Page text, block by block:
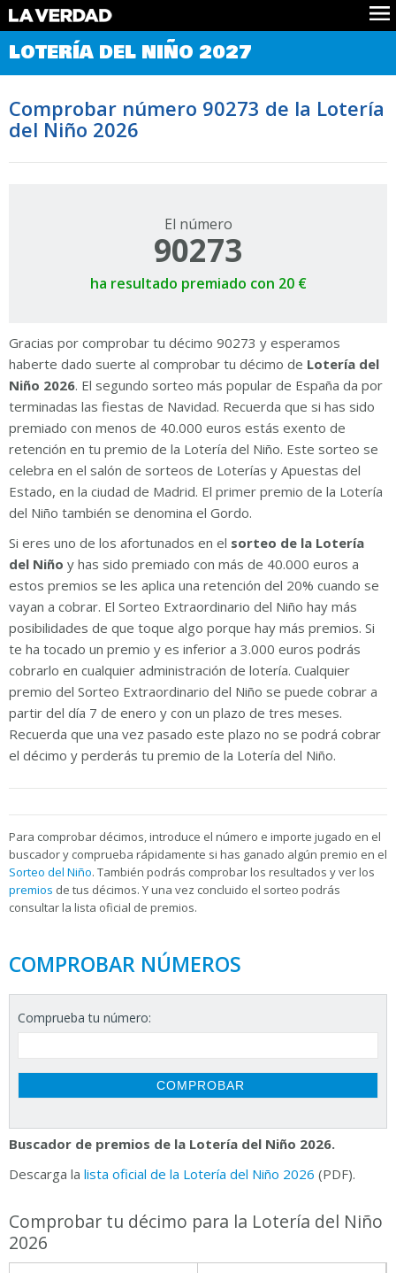
Comprobar Loteria del Niño
Premios
Noticias
Datos
Historia
LOTERÍA DEL NIÑO 2027
Comprobar número 90273 de la Lotería
del Niño 2026
El número
90273
ha resultado premiado con 20 €
Gracias por comprobar tu décimo 90273 y esperamos
haberte dado suerte al comprobar tu décimo de Lotería del
Niño 2026. El segundo sorteo más popular de España da por
terminadas las fiestas de Navidad. Recuerda que si has sido
premiado con menos de 40.000 euros estás exento de
retención en tu premio de la Lotería del Niño. Este sorteo se
celebra en el salón de sorteos de Loterías y Apuestas del
Estado, en la ciudad de Madrid. El primer premio de la Lotería
del Niño también se denomina el Gordo.
Si eres uno de los afortunados en el sorteo de la Lotería
del Niño y has sido premiado con más de 40.000 euros a
estos premios se les aplica una retención del 20% cuando se
vayan a cobrar. El Sorteo Extraordinario del Niño hay más
posibilidades de que toque algo porque hay más premios. Si
te ha tocado un premio y es inferior a 3.000 euros podrás
cobrarlo en cualquier administración de lotería. Cualquier
premio del Sorteo Extraordinario del Niño se puede cobrar a
partir del día 7 de enero y con un plazo de tres meses.
Recuerda que una vez pasado este plazo no se podrá cobrar
el décimo y perderás tu premio de la Lotería del Niño.
Para comprobar décimos, introduce el número e importe jugado en el
buscador y comprueba rápidamente si has ganado algún premio en el
Sorteo del Niño. También podrás comprobar los resultados y ver los
premios de tus décimos. Y una vez concluido el sorteo podrás
consultar la lista oficial de premios.
COMPROBAR NÚMEROS
Comprueba tu número:
Buscador de premios de la Lotería del Niño 2026.
Descarga la lista oficial de la Lotería del Niño 2026 (PDF).
Comprobar tu décimo para la Lotería del Niño
2026